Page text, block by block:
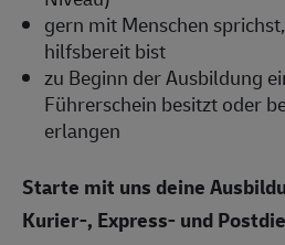
gern mit Menschen
hilfsbereit bist
zu Beginn der Ausbildung
Führerschein besitzt oder
erlangen
Starte mit uns deine
Kurier-, Express- und